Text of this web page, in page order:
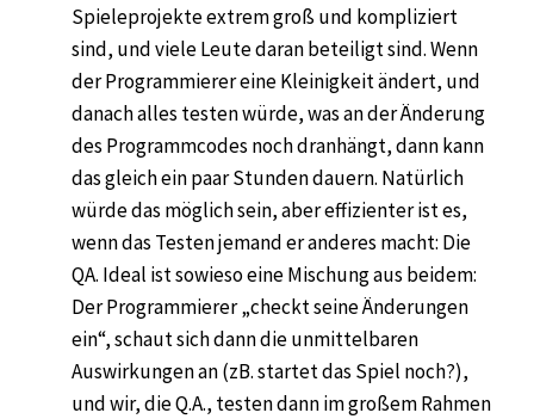
Spieleprojekte extrem groß und kompliziert
sind, und viele Leute daran beteiligt sind. Wenn
der Programmierer eine Kleinigkeit ändert, und
danach alles testen würde, was an der Änderung
des Programmcodes noch dranhängt, dann kann
das gleich ein paar Stunden dauern. Natürlich
würde das möglich sein, aber effizienter ist es,
wenn das Testen jemand er anderes macht: Die
QA. Ideal ist sowieso eine Mischung aus beidem:
Der Programmierer „checkt seine Änderungen
ein“, schaut sich dann die unmittelbaren
Auswirkungen an (zB. startet das Spiel noch?),
und wir, die Q.A., testen dann im großem Rahmen